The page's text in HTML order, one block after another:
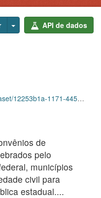
API de dados
0790-45ec-be81-e37d90ecbb24/download/dm_item_desp.csv.gz
de
pelo
municípios
civil para
estadual....